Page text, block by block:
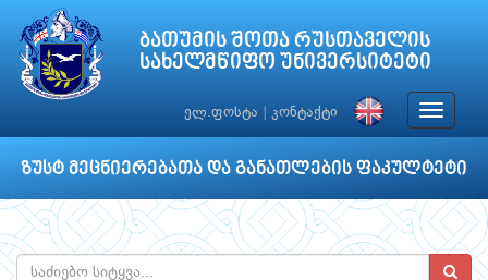
ბათუმის შოთა რუსთაველის
სახელმწიფო უნივერსიტეტი
ელ.ფოსტა კონტაქტი
Toggle
ზუსტ მეცნიერებათა და განათლების ფაკულტეტი